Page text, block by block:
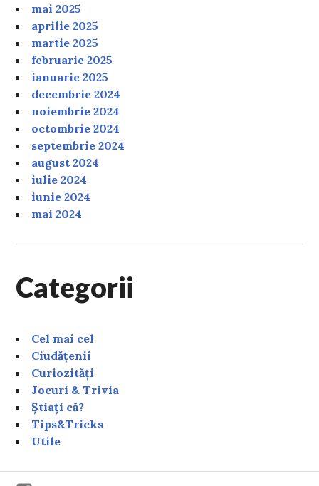
mai 2025
aprilie 2025
martie 2025
februarie 2025
ianuarie 2025
decembrie 2024
noiembrie 2024
octombrie 2024
septembrie 2024
august 2024
iulie 2024
iunie 2024
mai 2024
Categorii
Cel mai cel
Ciudățenii
Curiozități
Jocuri & Trivia
Știați că?
Tips&Tricks
Utile